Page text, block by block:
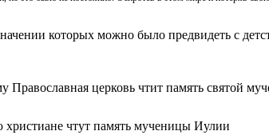
которых можно было предвидеть с
Православная церковь чтит память святой
чтут память мученицы Иулии